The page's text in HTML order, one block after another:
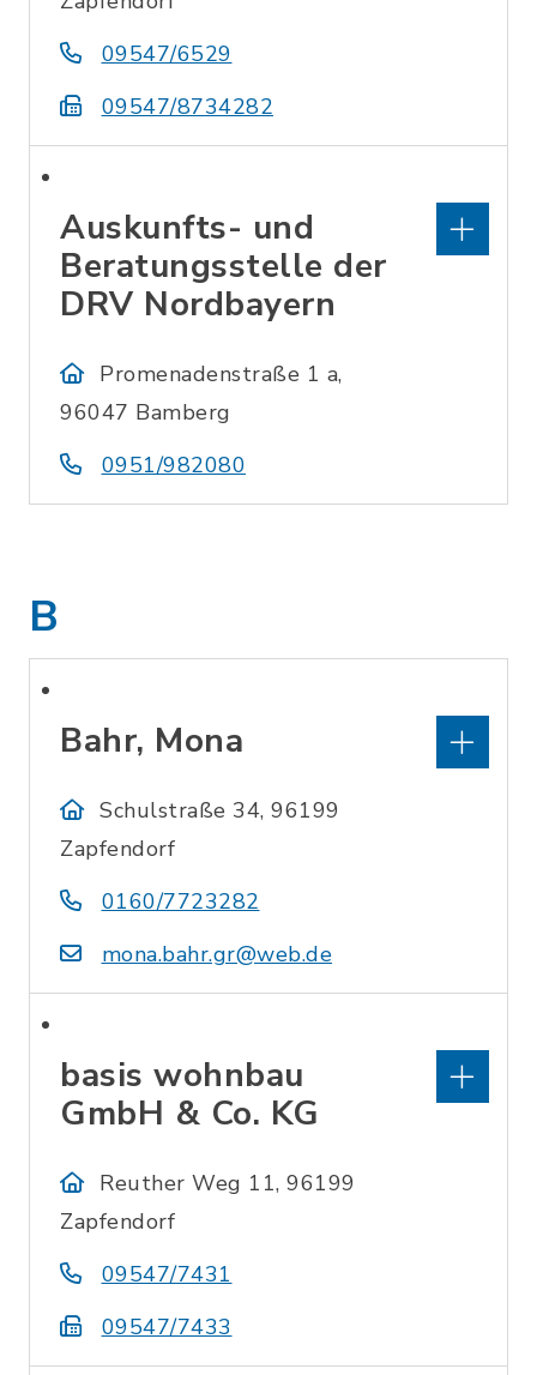
09547/6529
09547/8734282
Auskunfts- und
Beratungsstelle der
DRV Nordbayern
Promenadenstraße 1 a,
96047 Bamberg
0951/982080
B
Bahr, Mona
Schulstraße 34, 96199
Zapfendorf
0160/7723282
mona.bahr.gr@web.de
basis wohnbau
GmbH & Co. KG
Reuther Weg 11, 96199
Zapfendorf
09547/7431
09547/7433